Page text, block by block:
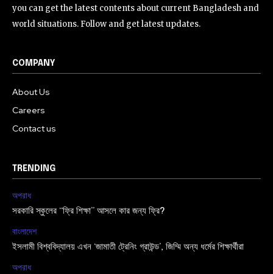
you can get the latest contents about current Bangladesh and
world situations. Follow and get latest updates.
COMPANY
About Us
Careers
Contact us
TRENDING
অপরাধ
সরকারি স্কুলের “ফ্রি শিক্ষা” আসলে কার জন্য ফ্রি?
বাংলাদেশ
ইসলামী বিশ্ববিদ্যালয় এখন ‘জামাতী ট্রেনিং গ্রাউন্ড’, জিম্মি অন্য ধর্মের শিক্ষার্থীরা
অপরাধ